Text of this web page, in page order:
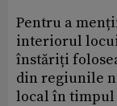
Pentru a
interiorul
înstăriți
din regiunile
local în